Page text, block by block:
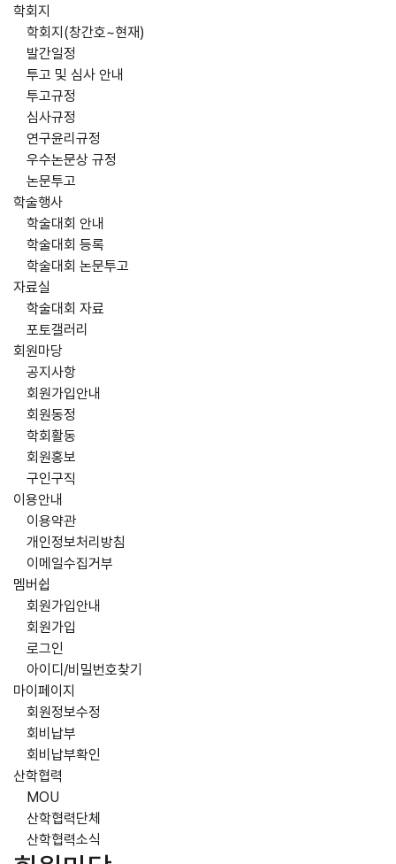
학회지
학회지(창간호~현재)
발간일정
투고 및 심사 안내
투고규정
심사규정
연구윤리규정
우수논문상 규정
논문투고
학술행사
학술대회 안내
학술대회 등록
학술대회 논문투고
자료실
학술대회 자료
포토갤러리
회원마당
공지사항
회원가입안내
회원동정
학회활동
회원홍보
구인구직
이용안내
이용약관
개인정보처리방침
이메일수집거부
멤버쉽
회원가입안내
회원가입
로그인
아이디/비밀번호찾기
마이페이지
회원정보수정
회비납부
회비납부확인
산학협력
MOU
산학협력단체
산학협력소식